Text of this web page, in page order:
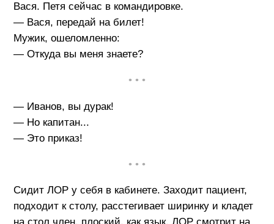
Вася. Петя сейчас в командировке.
— Вася, передай на билет!
Мужик, ошеломленно:
— Откуда вы меня знаете?
• • •
— Иванов, вы дурак!
— Но капитан...
— Это приказ!
• • •
Сидит ЛОР у себя в кабинете. Заходит пациент,
подходит к столу, расстегивает ширинку и кладет